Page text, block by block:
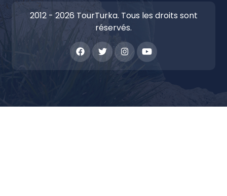
2012 - 2026 TourTurka. Tous les droits sont
réservés.